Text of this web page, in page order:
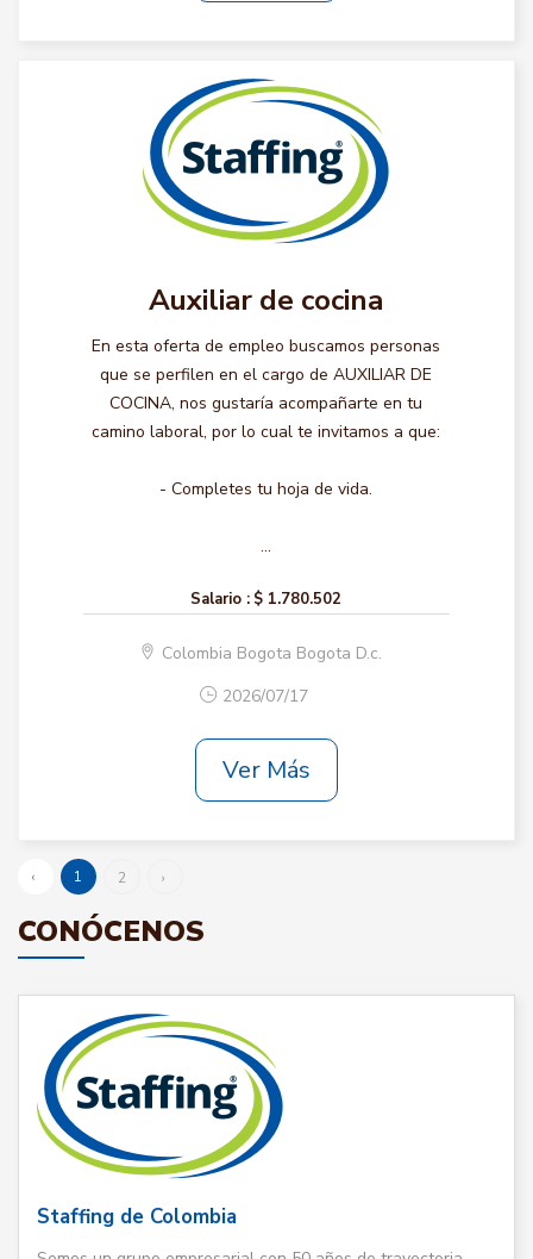
Auxiliar de cocina
En esta oferta de empleo buscamos personas
que se perfilen en el cargo de AUXILIAR DE
COCINA, nos gustaría acompañarte en tu
camino laboral, por lo cual te invitamos a que:
- Completes tu hoja de vida.
...
Salario : $ 1.780.502
Colombia Bogota Bogota D.c.
2026/07/17
Ver Más
‹ 1 2 ›
CONÓCENOS
Staffing de Colombia